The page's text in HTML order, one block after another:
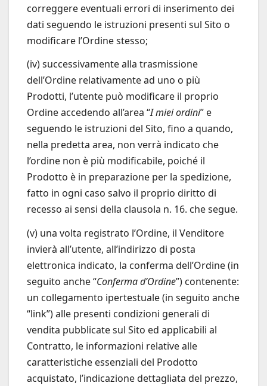
correggere eventuali errori di inserimento dei
dati seguendo le istruzioni presenti sul Sito o
modificare l’Ordine stesso;
(iv) successivamente alla trasmissione
dell’Ordine relativamente ad uno o più
Prodotti, l’utente può modificare il proprio
Ordine accedendo all’area “I miei ordini” e
seguendo le istruzioni del Sito, fino a quando,
nella predetta area, non verrà indicato che
l’ordine non è più modificabile, poiché il
Prodotto è in preparazione per la spedizione,
fatto in ogni caso salvo il proprio diritto di
recesso ai sensi della clausola n. 16. che segue.
(v) una volta registrato l’Ordine, il Venditore
invierà all’utente, all’indirizzo di posta
elettronica indicato, la conferma dell’Ordine (in
seguito anche “Conferma d’Ordine”) contenente:
un collegamento ipertestuale (in seguito anche
“link”) alle presenti condizioni generali di
vendita pubblicate sul Sito ed applicabili al
Contratto, le informazioni relative alle
caratteristiche essenziali del Prodotto
acquistato, l’indicazione dettagliata del prezzo,